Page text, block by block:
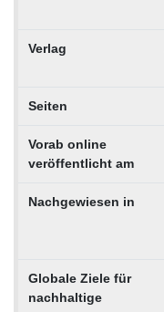
Verlag
Seiten
Vorab online
veröffentlicht am
Nachgewiesen in
Globale Ziele für
nachhaltige